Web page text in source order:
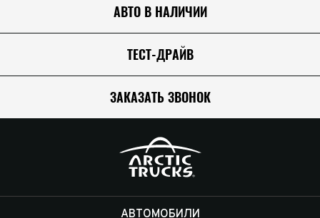
АВТО В НАЛИЧИИ
ТЕСТ-ДРАЙВ
ЗАКАЗАТЬ ЗВОНОК
АВТОМОБИЛИ